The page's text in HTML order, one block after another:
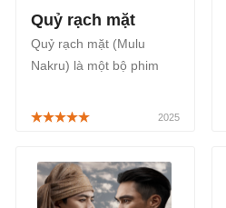
Quỷ rạch mặt
Quỷ rạch mặt (Mulu
Nakru) là một bộ phim
thể loại kinh dị, giật gân
được công chiếu chính
thức bắt đầu từ ngày